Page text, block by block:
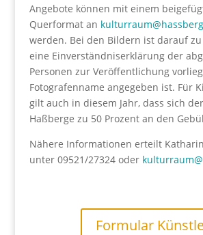
Angebote können mit einem
Querformat an
werden. Bei den Bildern ist darauf zu
eine Einverständniserklärung der
Personen zur Veröffentlichung
Fotografenname angegeben ist. Für
gilt auch in diesem Jahr, dass sich
Haßberge zu 50 Prozent an den
Nähere Informationen erteilt
unter 09521/27324 oder
Formular